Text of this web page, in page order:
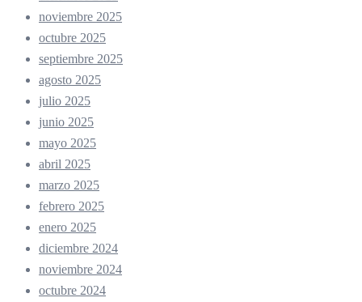
noviembre 2025
octubre 2025
septiembre 2025
agosto 2025
julio 2025
junio 2025
mayo 2025
abril 2025
marzo 2025
febrero 2025
enero 2025
diciembre 2024
noviembre 2024
octubre 2024